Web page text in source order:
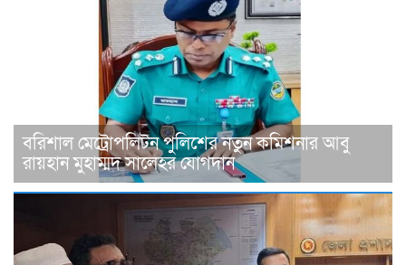
বরিশাল মেট্রোপলিটন পুলিশের নতুন কমিশনার আবু
রায়হান মুহাম্মদ সালেহর যোগদান